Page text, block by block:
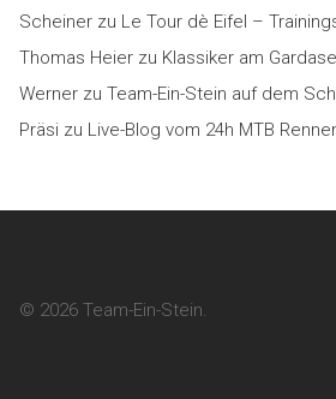
Scheiner zu Le Tour dè Eifel –
Thomas Heier zu Klassiker am
Werner zu Team-Ein-Stein auf dem
Präsi zu Live-Blog vom 24h MTB
© 2026 Team-Ein-Stein.